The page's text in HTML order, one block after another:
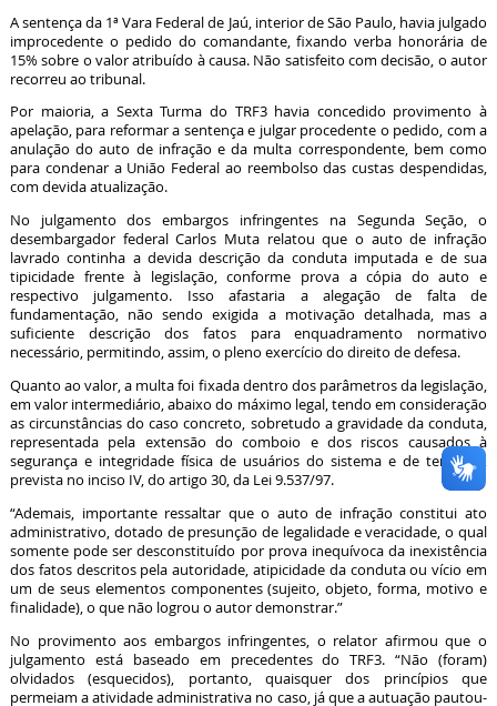
A sentença da 1ª Vara Federal de Jaú, interior de São Paulo, havia julgado
improcedente o pedido do comandante, fixando verba honorária de
15% sobre o valor atribuído à causa. Não satisfeito com decisão, o autor
recorreu ao tribunal.
Por maioria, a Sexta Turma do TRF3 havia concedido provimento à
apelação, para reformar a sentença e julgar procedente o pedido, com a
anulação do auto de infração e da multa correspondente, bem como
para condenar a União Federal ao reembolso das custas despendidas,
com devida atualização.
No julgamento dos embargos infringentes na Segunda Seção, o
desembargador federal Carlos Muta relatou que o auto de infração
lavrado continha a devida descrição da conduta imputada e de sua
tipicidade frente à legislação, conforme prova a cópia do auto e
respectivo julgamento. Isso afastaria a alegação de falta de
fundamentação, não sendo exigida a motivação detalhada, mas a
suficiente descrição dos fatos para enquadramento normativo
necessário, permitindo, assim, o pleno exercício do direito de defesa.
Quanto ao valor, a multa foi fixada dentro dos parâmetros da legislação,
em valor intermediário, abaixo do máximo legal, tendo em consideração
as circunstâncias do caso concreto, sobretudo a gravidade da conduta,
representada pela extensão do comboio e dos riscos causados à
segurança e integridade física de usuários do sistema e de terceiros,
prevista no inciso IV, do artigo 30, da Lei 9.537/97.
“Ademais, importante ressaltar que o auto de infração constitui ato
administrativo, dotado de presunção de legalidade e veracidade, o qual
somente pode ser desconstituído por prova inequívoca da inexistência
dos fatos descritos pela autoridade, atipicidade da conduta ou vício em
um de seus elementos componentes (sujeito, objeto, forma, motivo e
finalidade), o que não logrou o autor demonstrar.”
No provimento aos embargos infringentes, o relator afirmou que o
julgamento está baseado em precedentes do TRF3. “Não (foram)
olvidados (esquecidos), portanto, quaisquer dos princípios que
permeiam a atividade administrativa no caso, já que a autuação pautou-